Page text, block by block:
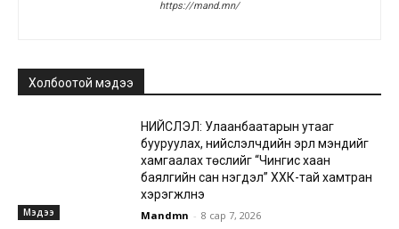
https://mand.mn/
Холбоотой мэдээ
Мэдээ
НИЙСЛЭЛ: Улаанбаатарын утааг
бууруулах, нийслэлчүүдийн эрүүл мэндийг
хамгаалах төслийг “Чингис хаан
баялгийн сан нэгдэл” ХХК-тай хамтран
хэрэгжүүлнэ
Mandmn - 8 сар 7, 2026